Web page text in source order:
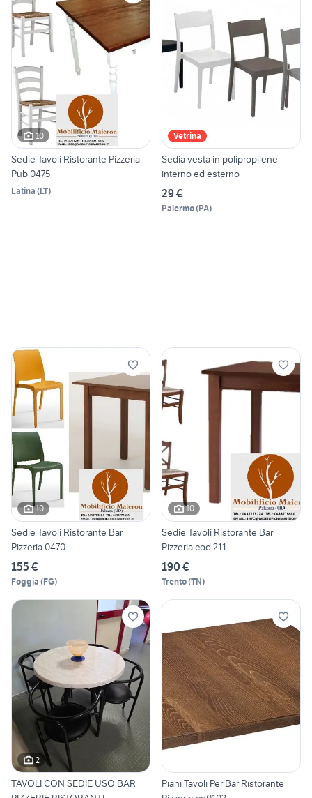
10
Sedie Tavoli Ristorante Pizzeria
Pub 0475
Latina (LT)
Vetrina
Sedia vesta in polipropilene
interno ed esterno
29 €
Palermo(PA)
10
Sedie Tavoli Ristorante Bar
Pizzeria 0470
155 €
Foggia (FG)
10
Sedie Tavoli Ristorante Bar
Pizzeria cod 211
190 €
Trento(TN)
2
TAVOLI CON SEDIE USO BAR
Piani Tavoli Per Bar Ristorante